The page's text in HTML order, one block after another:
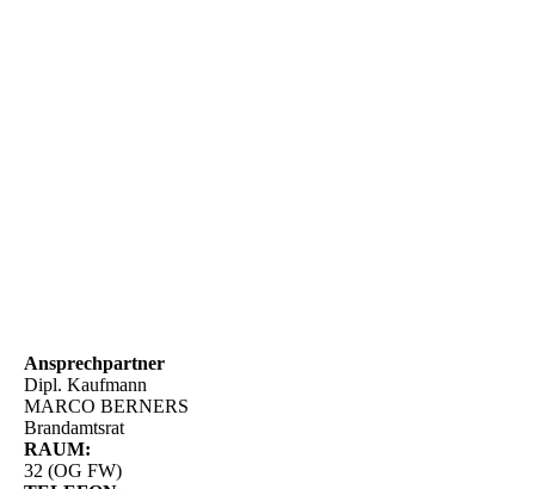
Ansprechpartner
Dipl. Kaufmann
MARCO BERNERS
Brandamtsrat
RAUM:
32 (OG FW)